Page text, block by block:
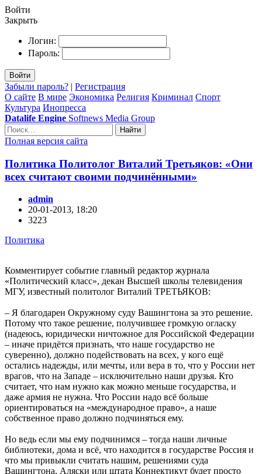
Войти
Закрыть
Логин:
Пароль:
Войти
Забыли пароль? | Регистрация
О сайте В мире Экономика Религия Криминал Спорт
Культура Инопресса
Datalife Engine Softnews Media Group
Найти
Полная версия сайта
Политика Политолог Виталий Третьяков: «Они
всех считают своими подчинёнными»
admin
20-01-2013, 18:20
3223
Политика
Комментирует событие главный редактор журнала
«Политический класс», декан Высшей школы телевидения
МГУ, известный политолог Виталий ТРЕТЬЯКОВ:
– Я благодарен Окружному суду Вашингтона за это решение.
Потому что такое решение, получившее громкую огласку
(надеюсь, юридически ничтожное для Российской Федерации
– иначе придётся признать, что наше государство не
суверенно), должно подействовать на всех, у кого ещё
остались надежды, или мечты, или вера в то, что у России нет
врагов, что на Западе – исключительно наши друзья. Кто
считает, что нам нужно как можно меньше государства, и
даже армия не нужна. Что России надо всё больше
ориентироваться на «международное право», а наше
собственное право должно подчиняться ему.
Но ведь если мы ему подчинимся – тогда наши личные
библиотеки, дома и всё, что находится в государстве Россия и
что мы привыкли считать нашим, решениями суда
Вашингтона, Аляски или штата Коннектикут будет просто